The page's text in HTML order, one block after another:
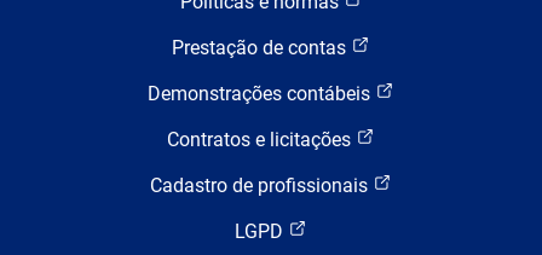
Prestação de contas
Demonstrações contábeis
Contratos e licitações
Cadastro de profissionais
LGPD